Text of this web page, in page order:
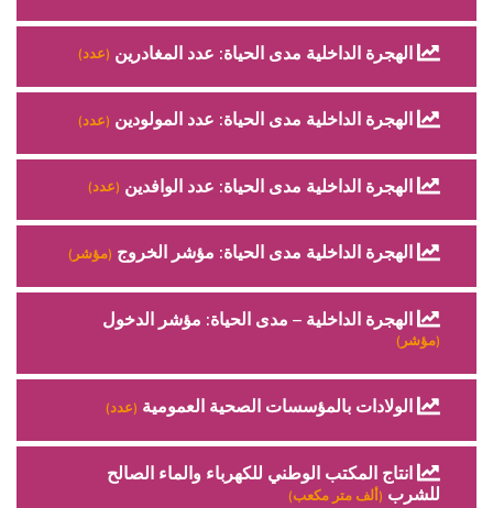
الهجرة الداخلية مدى الحياة: عدد المغادرين (عدد)
الهجرة الداخلية مدى الحياة: عدد المولودين (عدد)
الهجرة الداخلية مدى الحياة: عدد الوافدين (عدد)
الهجرة الداخلية مدى الحياة: مؤشر الخروج (مؤشر)
الهجرة الداخلية – مدى الحياة: مؤشر الدخول
(مؤشر)
الولادات بالمؤسسات الصحية العمومية (عدد)
انتاج المكتب الوطني للكهرباء والماء الصالح
للشرب (ألف متر مكعب)